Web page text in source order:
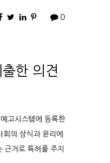
0
한 의견
고시스템에 등록한
의 상식과 윤리에
근거로 특허를 주지